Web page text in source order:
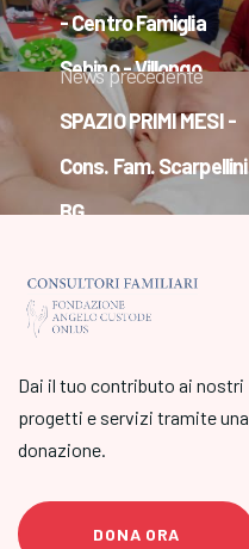
bambino/a.
Possibilità…
- Centro Famiglia
Sebino - Villongo
News precedente
SPAZIO PRIMI MESI -
Cons. Fam. Scarpellini
BG
Dai il tuo contributo ai nostri
progetti e servizi tramite una
donazione.
DONA ORA